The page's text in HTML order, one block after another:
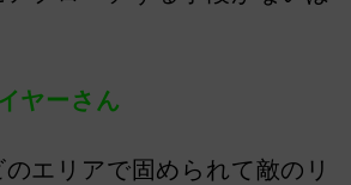
ヤーさん
エリアで固められて敵のリ